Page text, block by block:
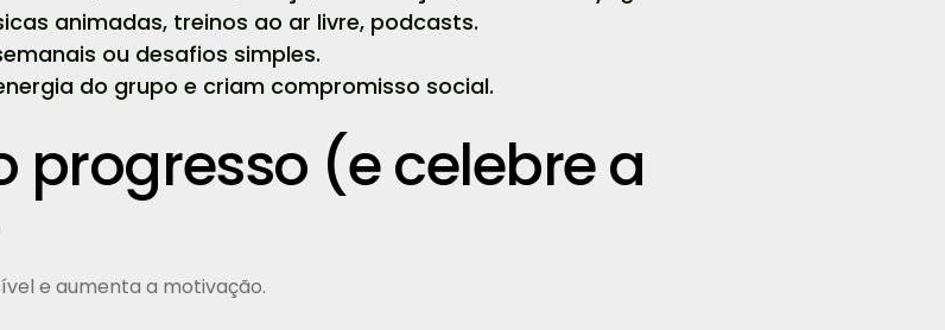
animadas, treinos ao ar livre, podcasts.
ou desafios simples.
do grupo e criam compromisso social.
progresso (e celebre a
e aumenta a motivação.